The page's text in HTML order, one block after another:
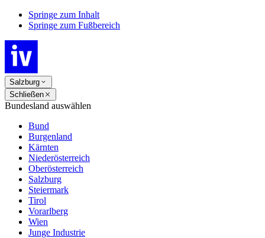
Springe zum Inhalt
Springe zum Fußbereich
Salzburg
Schließen
Bundesland auswählen
Bund
Burgenland
Kärnten
Niederösterreich
Oberösterreich
Salzburg
Steiermark
Tirol
Vorarlberg
Wien
Junge Industrie